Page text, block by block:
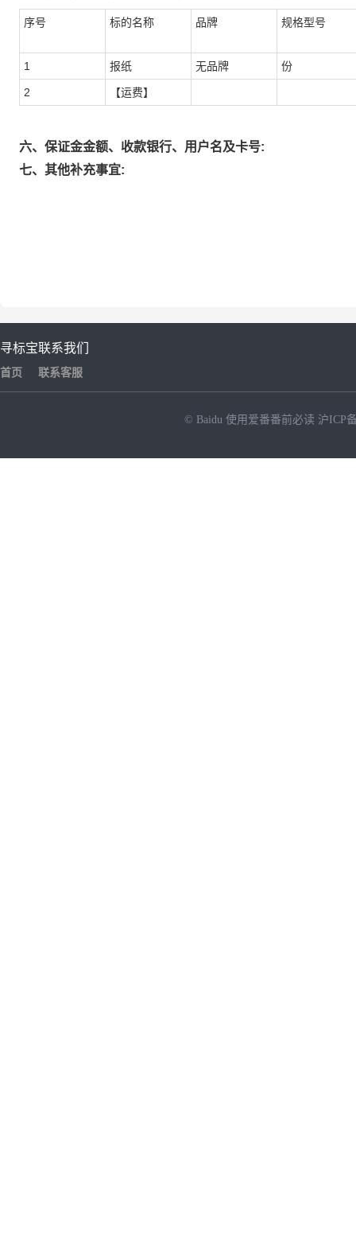
序号 标的名称 品牌 规格型号
1 报纸 无品牌 份
2 【运费】
六、保证金金额、收款银行、用户名及卡号:
七、其他补充事宜:
寻标宝
首页
联系我们
联系客服
© Baidu 使用爱番番前必读 沪ICP